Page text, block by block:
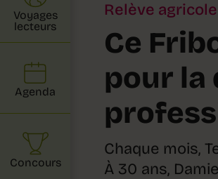
Relève agricole
Ce
pour la
Chaque mois,
À 30 ans,
Voyages
lecteurs
Agenda
Concours